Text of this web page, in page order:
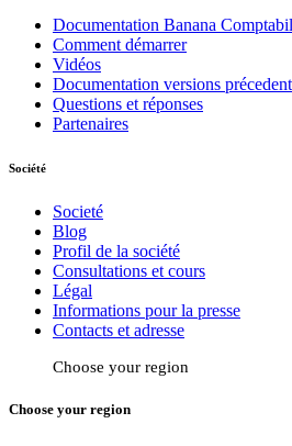
Documentation Banana
Comment démarrer
Vidéos
Documentation versions
Questions et réponses
Partenaires
Société
Societé
Blog
Profil de la société
Consultations et cours
Légal
Informations pour la presse
Contacts et adresse
Choose your region
Choose your region